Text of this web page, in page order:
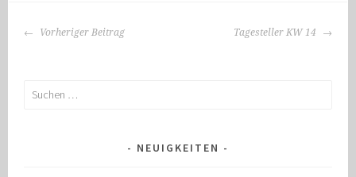
BEITRAGS-
Vorheriger Beitrag Tagesteller KW 14
Suchen
NEUIGKEITEN